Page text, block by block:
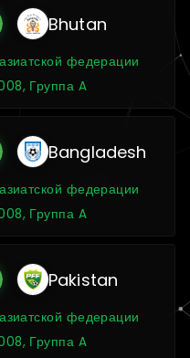
Bhutan
федерации
Группа A
Bangladesh
федерации
Группа A
Pakistan
федерации
Группа A